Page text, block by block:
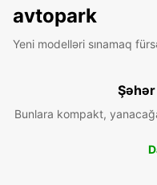
avtopark
Yeni modelləri sınamaq
Bunlara kompakt,